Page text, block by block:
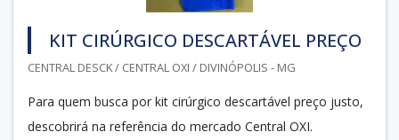
KIT CIRÚRGICO DESCARTÁVEL PREÇO
CENTRAL DESCK / CENTRAL OXI / DIVINÓPOLIS - MG
Para quem busca por kit cirúrgico descartável preço justo,
descobrirá na referência do mercado Central OXI.